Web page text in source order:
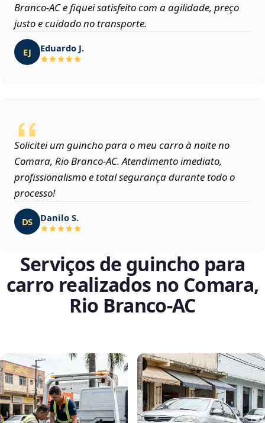
Branco‑AC e fiquei satisfeito com a agilidade, preço
justo e cuidado no transporte.
EJ Eduardo J.
Solicitei um guincho para o meu carro à noite no
Comara, Rio Branco‑AC. Atendimento imediato,
profissionalismo e total segurança durante todo o
processo!
DS Danilo S.
Serviços de guincho para
carro realizados no Comara,
Rio Branco‑AC